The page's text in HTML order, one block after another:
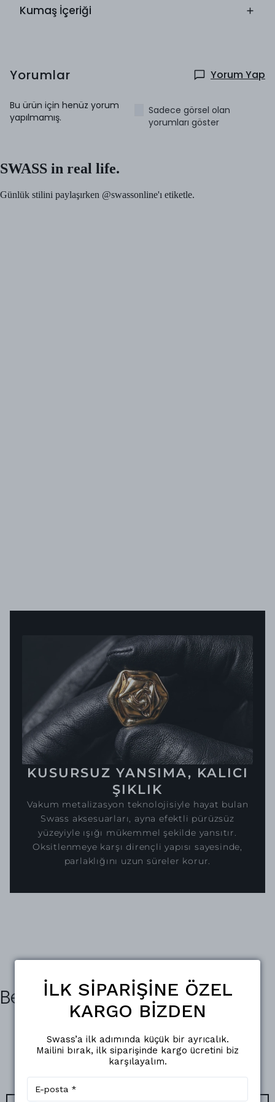
Kumaş İçeriği
Yorumlar Yorum Yap
Bu ürün için henüz yorum
yapılmamış.
Sadece görsel olan
yorumları göster
KUSURSUZ YANSIMA, KALICI
ŞIKLIK
Vakum metalizasyon teknolojisiyle hayat bulan
Swass aksesuarları, ayna efektli pürüzsüz
yüzeyiyle ışığı mükemmel şekilde yansıtır.
Oksitlenmeye karşı dirençli yapısı sayesinde,
parlaklığını uzun süreler korur.
Benzer Ürünler
İLK SİPARİŞİNE ÖZEL
KARGO BİZDEN
Swass’a ilk adımında küçük bir ayrıcalık.
Mailini bırak, ilk siparişinde kargo ücretini biz
karşılayalım.